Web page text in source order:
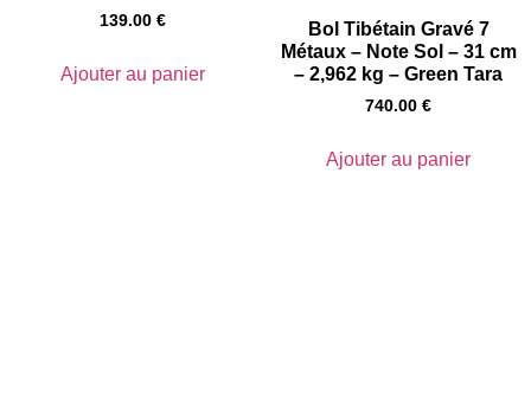
139.00 €
Ajouter au panier
Bol Tibétain Gravé 7
Métaux – Note Sol – 31 cm
– 2,962 kg – Green Tara
740.00 €
Ajouter au panier